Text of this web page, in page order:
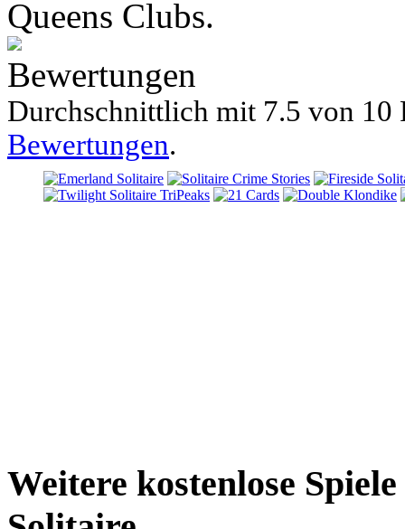
Queens Clubs.
Bewertungen
Durchschnittlich mit 7.5 von 10
Bewertungen.
Weitere kostenlose